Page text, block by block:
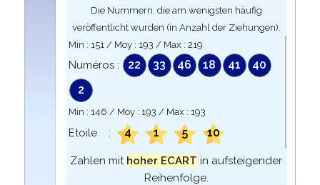
Die Nummern, die am wenigsten häufig
veröffentlicht wurden (in Anzahl der Ziehungen).
Min : 151/ Moy : 193 / Max : 219
Numéros : 22 33 46 18 41
40
2
Min : 146 / Moy : 193 / Max : 193
Etoile : 4 1 5 10
Zahlen mit hoher ECART in aufsteigender
Reihenfolge.